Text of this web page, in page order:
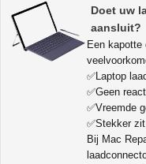
Doet uw
aansluit?
Een
✅Laptop
✅Geen
✅Vreemde
✅Stekker
Bij Mac